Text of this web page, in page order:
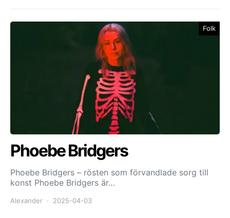
Folk
Phoebe Bridgers
Phoebe Bridgers – rösten som förvandlade sorg till
konst Phoebe Bridgers är…
Alexander 2025-04-03